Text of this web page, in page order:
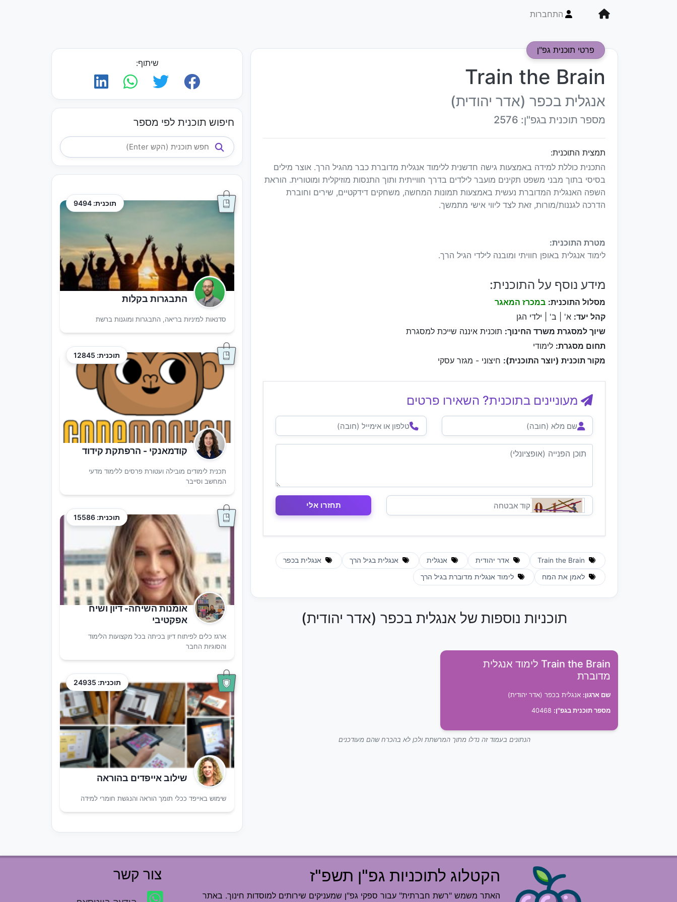
התחברות
פרטי תוכנית גפ"ן
Train the Brain
אנגלית בכפר (אדר יהודית)
מספר תוכנית בגפ"ן: 2576
תמצית התוכנית:
התכנית כוללת למידה באמצעות גישה חדשנית ללימוד אנגלית מדוברת כבר מהגיל הרך. אוצר מילים
בסיסי בתוך מבני משפט תקינים מועבר לילדים בדרך חווייתית ותוך התנסות מוזיקלית ומוטורית. הוראת
השפה האנגלית המדוברת נעשית באמצעות תמונות המחשה, משחקים דידקטיים, שירים וחוברת
הדרכה לגננות/מורות, זאת לצד ליווי אישי מתמשך.
מטרת התוכנית:
לימוד אנגלית באופן חוויתי ומובנה לילדי הגיל הרך.
מידע נוסף על התוכנית:
מסלול התוכנית: במכרז המאגר
קהל יעד: א' | ב' | ילדי הגן
שיוך למסגרת משרד החינוך: תוכנית איננה שייכת למסגרת
תחום מסגרת: לימודי
מקור תוכנית (יוצר התוכנית): חיצוני - מגזר עסקי
מעוניינים בתוכנית? השאירו פרטים
אדר יהודית אנגלית אנגלית בגיל הרך אנגלית בכפר
לאמן את המח לימוד אנגלית מדוברת בגיל הרך
תוכניות נוספות של אנגלית בכפר (אדר יהודית)
Train the Brain לימוד אנגלית
מדוברת
שם ארגון: אנגלית בכפר (אדר יהודית)
מספר תוכנית בגפ"ן:
הנתונים בעמוד זה נדלו מתוך המרשתת ולכן לא בהכרח שהם מעודכנים
שיתוף:
חיפוש תוכנית לפי מספר
תוכנית: 9494
התבגרות בקלות
סדנאות למיניות בריאה, התבגרות ומוגנות ברשת
תוכנית: 12845
קודמאנקי - הרפתקת קידוד
תכנית לימודים מובילה ועטורת פרסים ללימוד מדעי
המחשב וסייבר
תוכנית: 15586
אומנות השיחה- דיון ושיח
אפקטיבי
ארגז כלים לפיתוח דיון בכיתה בכל מקצועות הלימוד
והסוגיות החבר
תוכנית: 24935
שילוב אייפדים בהוראה
שימוש באייפד ככלי תומך הוראה והנגשת חומרי למידה
הקטלוג לתוכניות גפ"ן תשפ"ז
האתר משמש "רשת חברתית" עבור ספקי גפ"ן שמעניקים שירותים למוסדות חינוך. באתר
צור קשר